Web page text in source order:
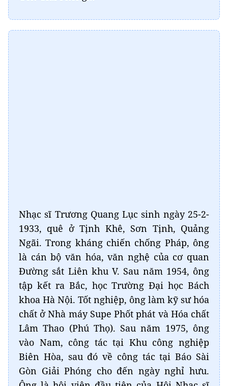
là cán bộ văn hóa, văn nghệ của cơ quan
Đường sắt Liên khu V. Sau năm 1954, ông
tập kết ra Bắc, học Trường Đại học Bách
khoa Hà Nội. Tốt nghiệp, ông làm kỹ sư hóa
chất ở Nhà máy Supe Phốt phát và Hóa chất
Lâm Thao (Phú Thọ). Sau năm 1975, ông
vào Nam, công tác tại Khu công nghiệp
Biên Hòa, sau đó về công tác tại Báo Sài
Gòn Giải Phóng cho đến ngày nghỉ hưu.
Ông là hội viên đầu tiên của Hội Nhạc sĩ
Việt Nam. Trong kháng chiến chống Pháp,
Trương Quang lục đã có một số bài hát